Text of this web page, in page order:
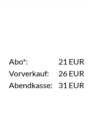
Abo*:
21 EUR
Vorverkauf:
26 EUR
Abendkasse:
31 EUR